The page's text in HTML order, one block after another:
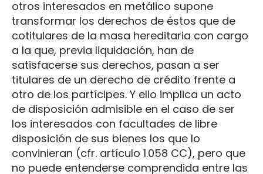
otros interesados en metálico supone
transformar los derechos de éstos que de
cotitulares de la masa hereditaria con cargo
a la que, previa liquidación, han de
satisfacerse sus derechos, pasan a ser
titulares de un derecho de crédito frente a
otro de los partícipes. Y ello implica un acto
de disposición admisible en el caso de ser
los interesados con facultades de libre
disposición de sus bienes los que lo
convinieran (cfr. artículo 1.058 CC), pero que
no puede entenderse comprendida entre las